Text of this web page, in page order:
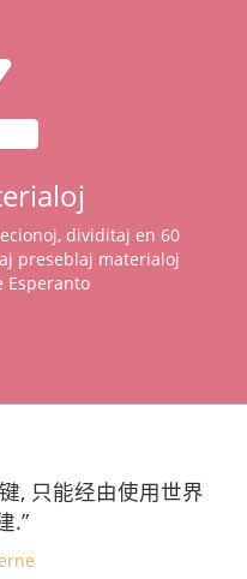
dividitaj en 60
preseblaj materialoj
Esperanto
, 只能经由使用世界
.”